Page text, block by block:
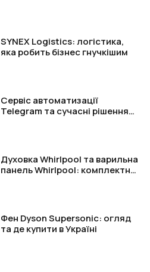
SYNEX Logistics: логістика,
яка робить бізнес гнучкішим
Сервіс автоматизації
Telegram та сучасні рішення
Духовка Whirlpool та варильна
панель Whirlpool: комплектне
Фен Dyson Supersonic: огляд
та де купити в Україні